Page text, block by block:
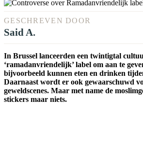
GESCHREVEN DOOR
Said A.
In Brussel lanceerden een twintigtal
‘ramadanvriendelijk’ label om aan te
bijvoorbeeld kunnen eten en drinken
Daarnaast wordt er ook gewaarschuwd
geweldscenes. Maar met name de
stickers maar niets.